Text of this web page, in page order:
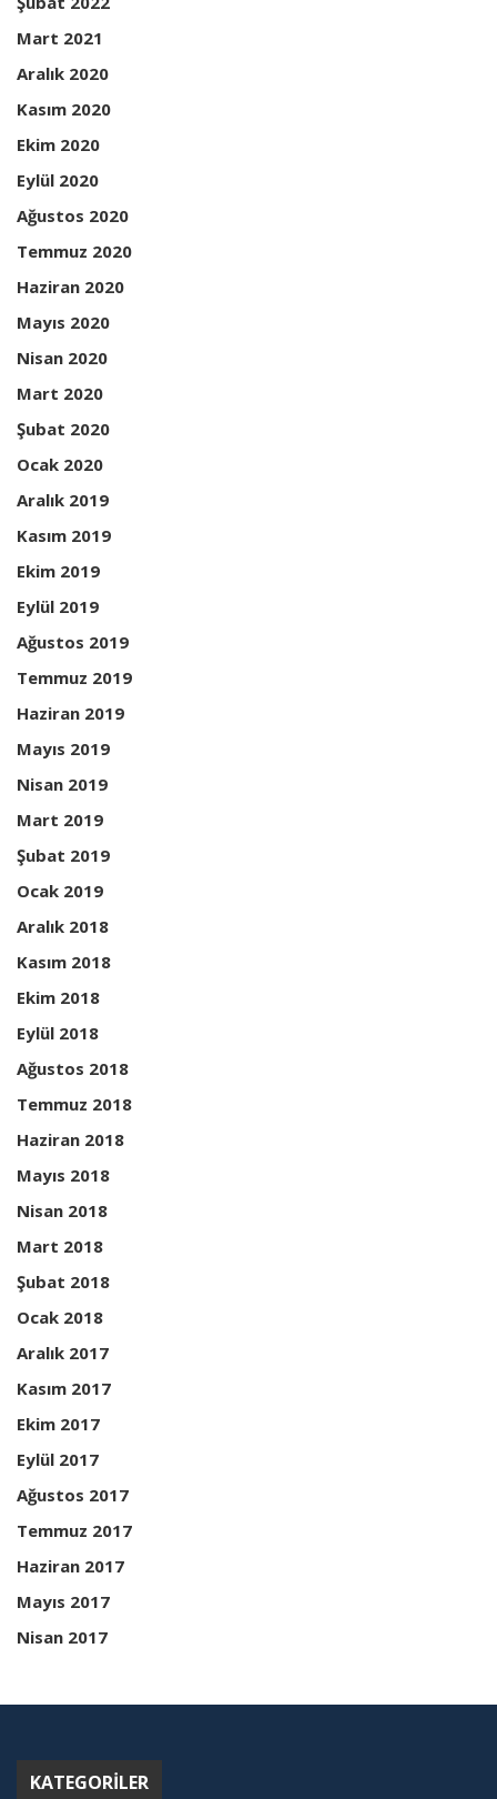
Mart 2021
Aralık 2020
Kasım 2020
Ekim 2020
Eylül 2020
Ağustos 2020
Temmuz 2020
Haziran 2020
Mayıs 2020
Nisan 2020
Mart 2020
Şubat 2020
Ocak 2020
Aralık 2019
Kasım 2019
Ekim 2019
Eylül 2019
Ağustos 2019
Temmuz 2019
Haziran 2019
Mayıs 2019
Nisan 2019
Mart 2019
Şubat 2019
Ocak 2019
Aralık 2018
Kasım 2018
Ekim 2018
Eylül 2018
Ağustos 2018
Temmuz 2018
Haziran 2018
Mayıs 2018
Nisan 2018
Mart 2018
Şubat 2018
Ocak 2018
Aralık 2017
Kasım 2017
Ekim 2017
Eylül 2017
Ağustos 2017
Temmuz 2017
Haziran 2017
Mayıs 2017
Nisan 2017
KATEGORILER